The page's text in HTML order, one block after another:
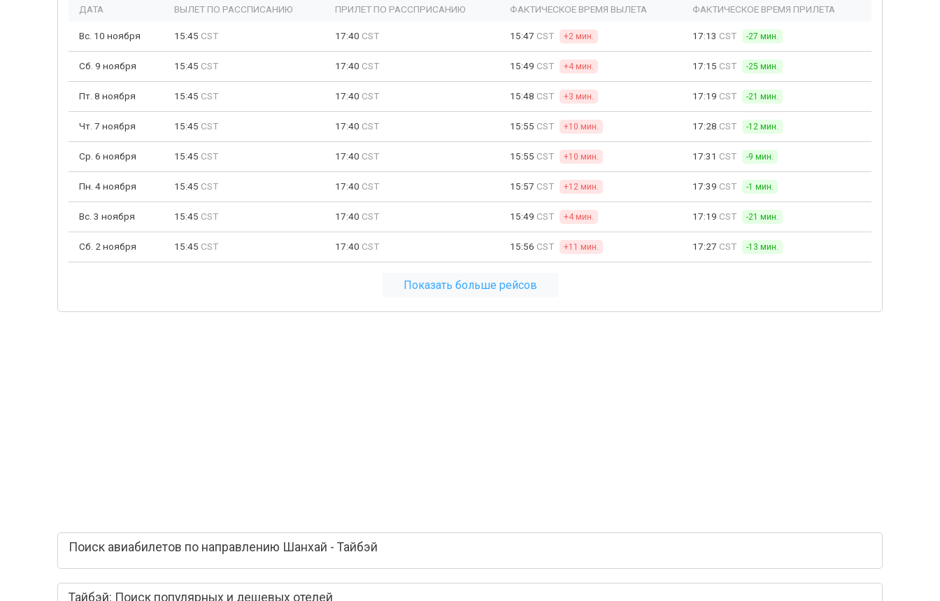
ДАТА ВЫЛЕТ ПО РАССПИСАНИЮ ПРИЛЕТ ПО РАССПРИСАНИЮ ФАКТИЧЕСКОЕ ВРЕМЯ ВЫЛЕТА ФАКТИЧЕСКОЕ ВРЕМЯ ПРИЛЕТА
Вс. 10 ноября 15:45 CST 17:40 CST 15:47 CST +2 мин. 17:13 CST -27 мин.
Сб. 9 ноября 15:45 CST 17:40 CST 15:49 CST +4 мин. 17:15 CST -25 мин.
Пт. 8 ноября 15:45 CST 17:40 CST 15:48 CST +3 мин. 17:19 CST -21 мин.
Чт. 7 ноября 15:45 CST 17:40 CST 15:55 CST +10 мин. 17:28 CST -12 мин.
Ср. 6 ноября 15:45 CST 17:40 CST 15:55 CST +10 мин. 17:31 CST -9 мин.
Пн. 4 ноября 15:45 CST 17:40 CST 15:57 CST +12 мин. 17:39 CST -1 мин.
Вс. 3 ноября 15:45 CST 17:40 CST 15:49 CST +4 мин. 17:19 CST -21 мин.
Сб. 2 ноября 15:45 CST 17:40 CST 15:56 CST +11 мин. 17:27 CST -13 мин.
Показать больше рейсов
Поиск авиабилетов по направлению Шанхай - Тайбэй
Тайбэй: Поиск популярных и дешевых отелей